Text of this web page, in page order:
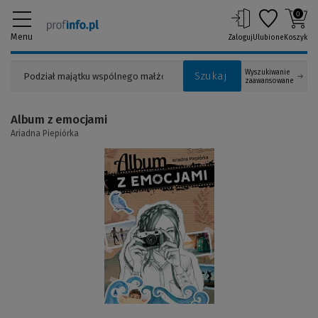
Menu
Szukaj
Wyszukiwanie
zaawansowane
ZalogujUlubione
0
Koszyk
do
Album z emocjami
Ariadna Piepiórka